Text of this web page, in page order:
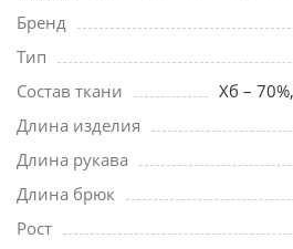
Бренд
Тип
Состав ткани
Хб –
Длина изделия
Длина рукава
Длина брюк
Рост